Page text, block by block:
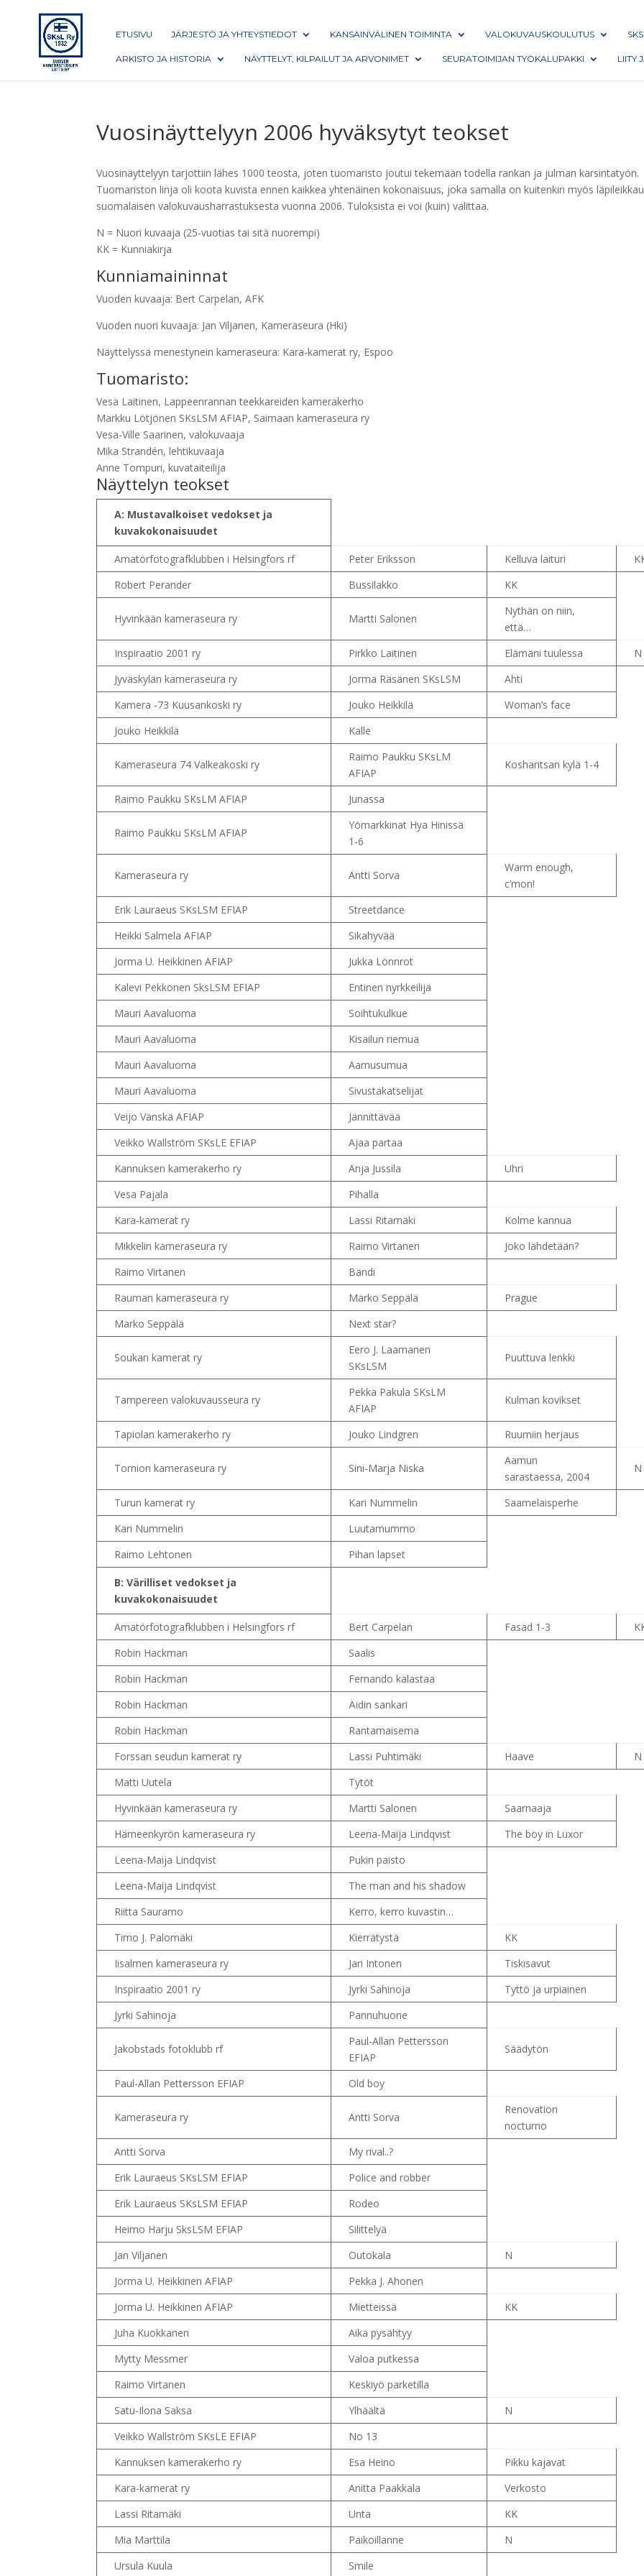
ETUSIVU JÄRJESTÖ JA YHTEYSTIEDOT KANSAINVÄLINEN TOIMINTA VALOKUVAUSKOULUTUS
ARKISTO JA HISTORIA NÄYTTELYT, KILPAILUT JA ARVONIMET SEURATOIMIJAN TYÖKALUPAKKI LIITY
Vuosinäyttelyyn 2006 hyväksytyt teokset
Vuosinäyttelyyn tarjottiin lähes 1000 teosta, joten tuomaristo joutui tekemään todella rankan ja julman karsintatyön.
Tuomariston linja oli koota kuvista ennen kaikkea yhtenäinen kokonaisuus, joka samalla on kuitenkin myös
suomalaisen valokuvausharrastuksesta vuonna 2006. Tuloksista ei voi (kuin) valittaa.
N = Nuori kuvaaja (25-vuotias tai sitä nuorempi)
KK = Kunniakirja
Kunniamaininnat
Vuoden kuvaaja: Bert Carpelan, AFK
Vuoden nuori kuvaaja: Jan Viljanen, Kameraseura (Hki)
Näyttelyssä menestynein kameraseura: Kara-kamerat ry, Espoo
Tuomaristo:
Vesa Laitinen, Lappeenrannan teekkareiden kamerakerho
Markku Lötjönen SKsLSM AFIAP, Saimaan kameraseura ry
Vesa-Ville Saarinen, valokuvaaja
Mika Strandén, lehtikuvaaja
Anne Tompuri, kuvataiteilija
Näyttelyn teokset
A: Mustavalkoiset vedokset ja
kuvakokonaisuudet
Amatörfotografklubben i Helsingfors rf Peter Eriksson Kelluva laituri
Robert Perander
Bussilakko KK
Hyvinkään kameraseura ry Martti Salonen
Nythän on niin,
että…
Inspiraatio 2001 ry
Pirkko Laitinen Elämäni tuulessa
N
Jyväskylän kameraseura ry
Jorma Räsänen SKsLSM
Ahti
Kamera -73 Kuusankoski ry
Jouko Heikkilä
Woman’s face
Jouko Heikkilä
Kalle
Kameraseura 74 Valkeakoski ry
Raimo Paukku SKsLM
AFIAP
Kosharitsan kylä 1-4
Raimo Paukku SKsLM AFIAP Junassa
Raimo Paukku SKsLM AFIAP
Yömarkkinat Hya Hinissä
1-6
Kameraseura ry Antti Sorva
Warm enough,
c’mon!
Erik Lauraeus SKsLSM EFIAP
Streetdance
Heikki Salmela AFIAP
Sikahyvää
Jorma U. Heikkinen AFIAP
Jukka Lönnrot
Kalevi Pekkonen SksLSM EFIAP
Entinen nyrkkeilijä
Mauri Aavaluoma
Soihtukulkue
Mauri Aavaluoma
Kisailun riemua
Mauri Aavaluoma
Aamusumua
Mauri Aavaluoma
Sivustakatselijat
Veijo Vänskä AFIAP
Jännittävää
Veikko Wallström SKsLE EFIAP
Ajaa partaa
Kannuksen kamerakerho ry
Anja Jussila
Uhri
Vesa Pajala
Pihalla
Kara-kamerat ry
Lassi Ritamäki
Kolme kannua
Mikkelin kameraseura ry
Raimo Virtanen
Joko lähdetään?
Raimo Virtanen
Bändi
Rauman kameraseura ry
Marko Seppälä
Prague
Marko Seppälä
Next star?
Soukan kamerat ry
Eero J. Laamanen
SKsLSM
Puuttuva lenkki
Tampereen valokuvausseura ry
Pekka Pakula SKsLM
AFIAP
Kulman kovikset
Tapiolan kamerakerho ry Jouko Lindgren Ruumiin herjaus
Tornion kameraseura ry Sini-Marja Niska
Aamun
sarastaessa, 2004
N
Turun kamerat ry Kari Nummelin
Saamelaisperhe
Kari Nummelin
Luutamummo
Raimo Lehtonen
Pihan lapset
B: Värilliset vedokset ja
kuvakokonaisuudet
Amatörfotografklubben i Helsingfors rf Bert Carpelan Fasad 1-3
Robin Hackman
Saalis
Robin Hackman
Fernando kalastaa
Robin Hackman
Äidin sankari
Robin Hackman
Rantamaisema
Forssan seudun kamerat ry
Lassi Puhtimäki Haave
N
Matti Uutela
Tytöt
Hyvinkään kameraseura ry
Martti Salonen
Saarnaaja
Hämeenkyrön kameraseura ry
Leena-Maija Lindqvist
The boy in Luxor
Leena-Maija Lindqvist
Pukin paisto
Leena-Maija Lindqvist
The man and his shadow
Riitta Sauramo
Kerro, kerro kuvastin…
Timo J. Palomäki
Kierrätystä
KK
Iisalmen kameraseura ry
Jari Intonen
Tiskisavut
Inspiraatio 2001 ry
Jyrki Sahinoja
Tyttö ja urpiainen
Jyrki Sahinoja
Pannuhuone
Jakobstads fotoklubb rf
Paul-Allan Pettersson
EFIAP
Säädytön
Paul-Allan Pettersson EFIAP Old boy
Kameraseura ry Antti Sorva
Renovation
nocturno
Antti Sorva
My rival..?
Erik Lauraeus SKsLSM EFIAP
Police and robber
Erik Lauraeus SKsLSM EFIAP
Rodeo
Heimo Harju SksLSM EFIAP
Silittelyä
Jan Viljanen
Outokala
N
Jorma U. Heikkinen AFIAP
Pekka J. Ahonen
Jorma U. Heikkinen AFIAP
Mietteissä
KK
Juha Kuokkanen
Aika pysähtyy
Mytty Messmer
Valoa putkessa
Raimo Virtanen
Keskiyö parketilla
Satu-Ilona Saksa
Ylhäältä
N
Veikko Wallström SKsLE EFIAP
No 13
Kannuksen kamerakerho ry
Esa Heino
Pikku kajavat
Kara-kamerat ry
Anitta Paakkala
Verkosto
Lassi Ritamäki
Unta
KK
Mia Marttila
Paikoillanne
N
Ursula Kuula
Smile